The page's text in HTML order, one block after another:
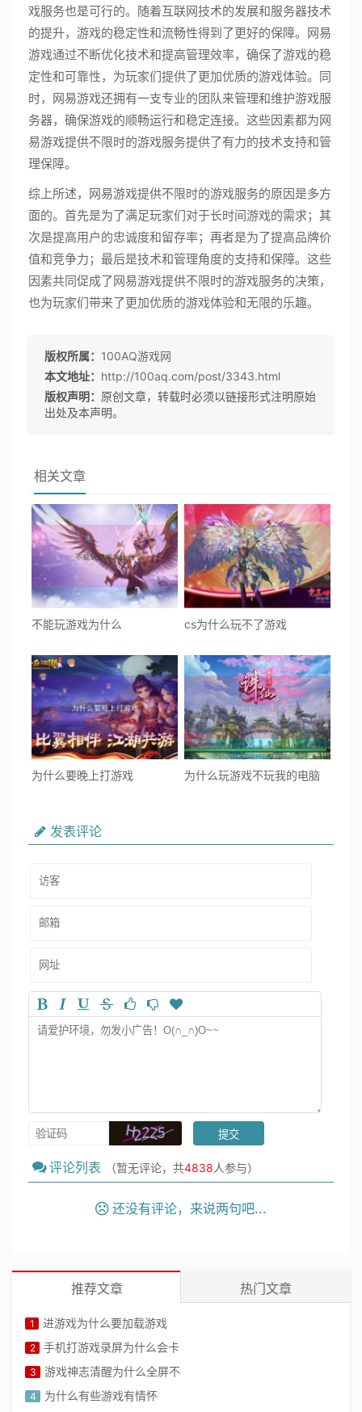
戏服务也是可行的。随着互联网技术的发展和服务器技术
的提升，游戏的稳定性和流畅性得到了更好的保障。网易
游戏通过不断优化技术和提高管理效率，确保了游戏的稳
定性和可靠性，为玩家们提供了更加优质的游戏体验。同
时，网易游戏还拥有一支专业的团队来管理和维护游戏服
务器，确保游戏的顺畅运行和稳定连接。这些因素都为网
易游戏提供不限时的游戏服务提供了有力的技术支持和管
理保障。
综上所述，网易游戏提供不限时的游戏服务的原因是多方
面的。首先是为了满足玩家们对于长时间游戏的需求；其
次是提高用户的忠诚度和留存率；再者是为了提高品牌价
值和竞争力；最后是技术和管理角度的支持和保障。这些
因素共同促成了网易游戏提供不限时的游戏服务的决策，
也为玩家们带来了更加优质的游戏体验和无限的乐趣。
版权所属： 100AQ游戏网
本文地址： http://100aq.com/post/3343.html
版权声明： 原创文章，转载时必须以链接形式注明原始
出处及本声明。
相关文章
不能玩游戏为什么 cs为什么玩不了游戏
为什么要晚上打游戏 为什么玩游戏不玩我的电脑
发表评论
评论列表 （暂无评论，共4838人参与）
还没有评论，来说两句吧...
推荐文章 热门文章
1 进游戏为什么要加载游戏
2 手机打游戏录屏为什么会卡
3 游戏神志清醒为什么全屏不
4 为什么有些游戏有情怀